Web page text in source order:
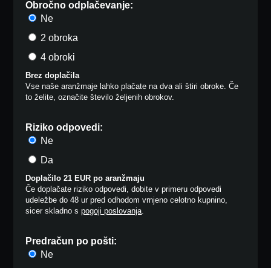
Obročno odplačevanje:
Ne
2 obroka
4 obroki
Brez doplačila
Vse naše aranžmaje lahko plačate na dva ali štiri obroke. Če
to želite, označite število željenih obrokov.
Riziko odpovedi:
Ne
Da
Doplačilo 21 EUR po aranžmaju
Če doplačate riziko odpovedi, dobite v primeru odpovedi
udeležbe do 48 ur pred odhodom vrnjeno celotno kupnino,
sicer skladno spogoji poslovanja.
Predračun po pošti:
Ne